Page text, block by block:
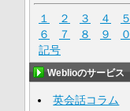
１ ２ ３ ４
５
６
７ ８ ９
０
記号
Weblioのサービス
英会話コラム